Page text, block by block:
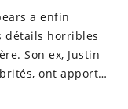
a enfin
détails horribles
Son ex, Justin
ont apporté